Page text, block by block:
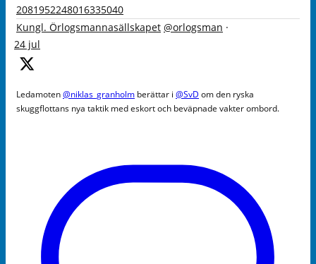
2081952248016335040
Kungl. Örlogsmannasällskapet @orlogsman ·
24 jul
Ledamoten@niklas_granholm berättar i @SvD om den ryska
skuggflottans nya taktik med eskort och beväpnade vakter ombord.